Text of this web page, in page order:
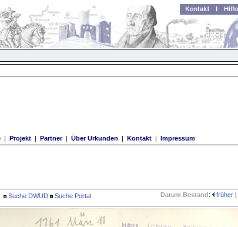
| Projekt | Partner | Über Urkunden | Kontakt | Impressum
Suche DWUD Suche Portal Datum Bestand: früher |